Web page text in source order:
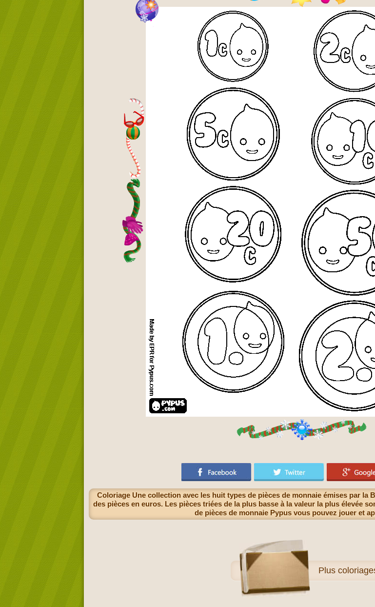
Coloriage Une collection avec les huit types de pièces de monnaie émises par
des pièces en euros. Les pièces triées de la plus basse à la valeur la plus élevée
de pièces de monnaie Pypus vous pouvez jouer et
Plus